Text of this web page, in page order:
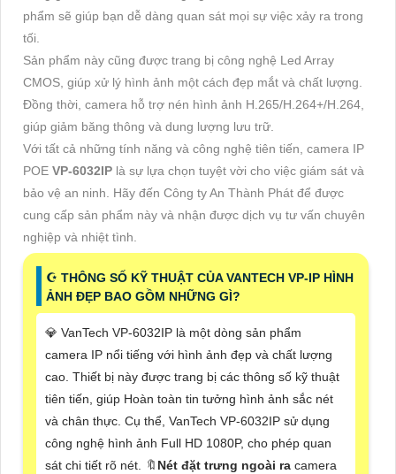
phẩm sẽ giúp bạn dễ dàng quan sát mọi sự việc xảy ra trong
tối.
Sản phẩm này cũng được trang bị công nghệ Led Array
CMOS, giúp xử lý hình ảnh một cách đẹp mắt và chất lượng.
Đồng thời, camera hỗ trợ nén hình ảnh H.265/H.264+/H.264,
giúp giảm băng thông và dung lượng lưu trữ.
Với tất cả những tính năng và công nghệ tiên tiến, camera IP
POE VP-6032IP là sự lựa chọn tuyệt vời cho việc giám sát và
bảo vệ an ninh. Hãy đến Công ty An Thành Phát để được
cung cấp sản phẩm này và nhận được dịch vụ tư vấn chuyên
nghiệp và nhiệt tình.
☪ THÔNG SỐ KỸ THUẬT CỦA VANTECH VP-IP HÌNH
ẢNH ĐẸP BAO GỒM NHỮNG GÌ?
💎 VanTech VP-6032IP là một dòng sản phẩm
camera IP nổi tiếng với hình ảnh đẹp và chất lượng
cao. Thiết bị này được trang bị các thông số kỹ thuật
tiên tiến, giúp Hoàn toàn tin tưởng hình ảnh sắc nét
và chân thực. Cụ thể, VanTech VP-6032IP sử dụng
công nghệ hình ảnh Full HD 1080P, cho phép quan
sát chi tiết rõ nét. 🔖 Nét đặt trưng ngoài ra camera